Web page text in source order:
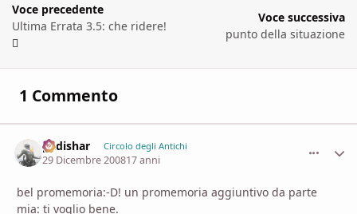
Voce precedente
Ultima Errata 3.5: che ridere!
Voce successiva
punto della situazione
1 Commento
padishar Circolo degli Antichi
29 Dicembre 200817 anni
bel promemoria:-D! un promemoria aggiuntivo da parte
mia: ti voglio bene.